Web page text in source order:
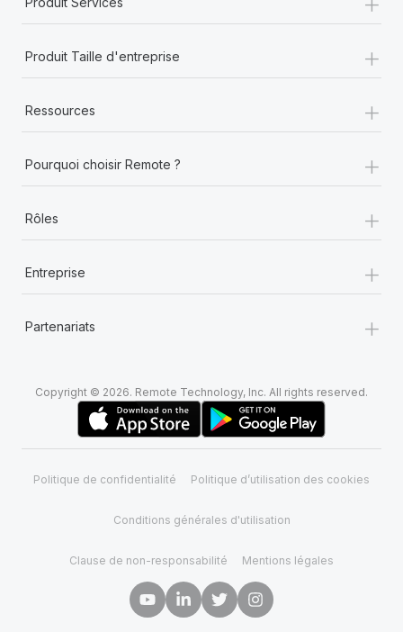
Produit Taille d'entreprise +
Ressources +
Pourquoi choisir Remote ? +
Rôles +
Entreprise +
Partenariats +
Copyright © 2026. Remote Technology, Inc. All rights reserved.
Politique de confidentialité Politique d’utilisation des cookies
Conditions générales d'utilisation
Clause de non-responsabilité Mentions légales